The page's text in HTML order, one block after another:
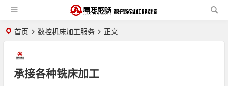
首页 数控机床加工服务 正文
承接各种铣床加工